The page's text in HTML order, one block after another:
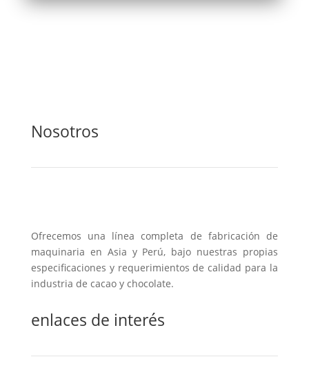
Nosotros
Ofrecemos una línea completa de fabricación de
maquinaria en Asia y Perú, bajo nuestras propias
especificaciones y requerimientos de calidad para la
industria de cacao y chocolate.
enlaces de interés